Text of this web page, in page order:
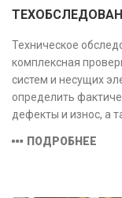
Техническое
комплексная
систем и несущих
определить
дефекты и износ, а
ПОДРОБНЕЕ